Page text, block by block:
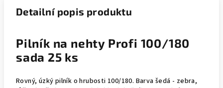
Detailní popis produktu
Pilník na nehty Profi 100/180
sada 25 ks
Rovný, úzký pilník o hrubosti 100/180. Barva šedá - zebra,